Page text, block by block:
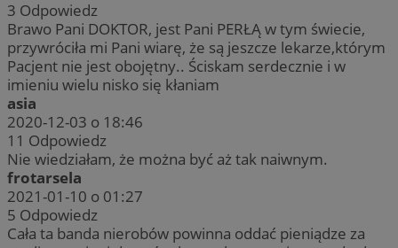
3 Odpowiedz
Brawo Pani DOKTOR, jest Pani PERŁĄ w tym świecie,
przywróciła mi Pani wiarę, że są jeszcze lekarze,którym
Pacjent nie jest obojętny.. Ściskam serdecznie i w
imieniu wielu nisko się kłaniam
asia
2020-12-03 o 18:46
11 Odpowiedz
Nie wiedziałam, że można być aż tak naiwnym.
frotarsela
2021-01-10 o 01:27
5 Odpowiedz
Cała ta banda nierobów powinna oddać pieniądze za